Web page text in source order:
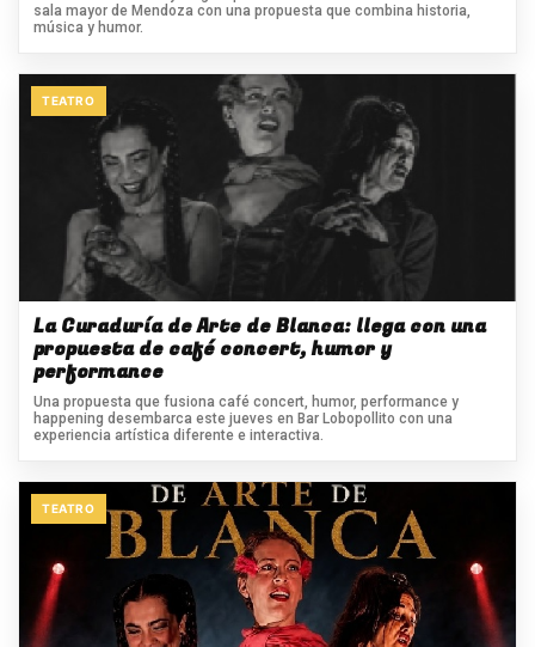
sala mayor de Mendoza con una propuesta que combina historia,
música y humor.
TEATRO
La Curaduría de Arte de Blanca: llega con una
propuesta de café concert, humor y
performance
Una propuesta que fusiona café concert, humor, performance y
happening desembarca este jueves en Bar Lobopollito con una
experiencia artística diferente e interactiva.
TEATRO